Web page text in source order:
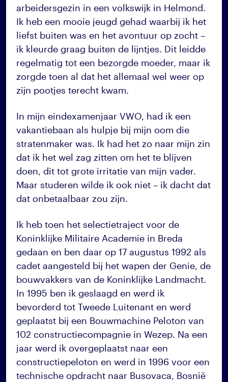
arbeidersgezin in een volkswijk in Helmond.
Ik heb een mooie jeugd gehad waarbij ik het
liefst buiten was en het avontuur op zocht –
ik kleurde graag buiten de lijntjes. Dit leidde
regelmatig tot een bezorgde moeder, maar ik
zorgde toen al dat het allemaal wel weer op
zijn pootjes terecht kwam.
In mijn eindexamenjaar VWO, had ik een
vakantiebaan als hulpje bij mijn oom die
stratenmaker was. Ik had het zo naar mijn zin
dat ik het wel zag zitten om het te blijven
doen, dit tot grote irritatie van mijn vader.
Maar studeren wilde ik ook niet – ik dacht dat
dat onbetaalbaar zou zijn.
Ik heb toen het selectietraject voor de
Koninklijke Militaire Academie in Breda
gedaan en ben daar op 17 augustus 1992 als
cadet aangesteld bij het wapen der Genie, de
bouwvakkers van de Koninklijke Landmacht.
In 1995 ben ik geslaagd en werd ik
bevorderd tot Tweede Luitenant en werd
geplaatst bij een Bouwmachine Peloton van
102 constructiecompagnie in Wezep. Na een
jaar werd ik overgeplaatst naar een
constructiepeloton en werd in 1996 voor een
technische opdracht naar Busovaca, Bosnië